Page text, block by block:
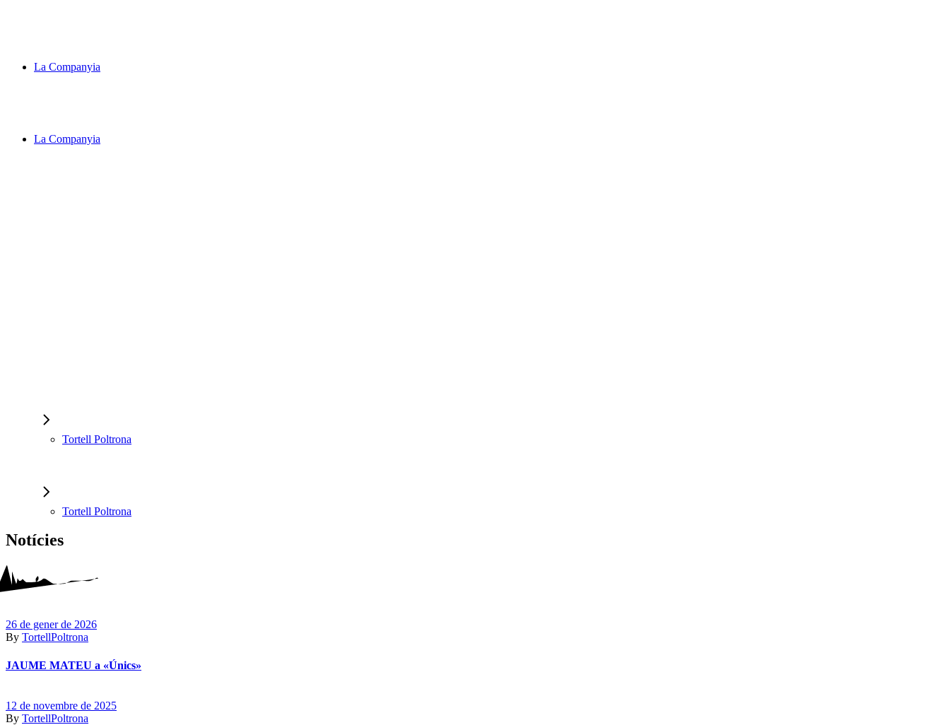
La Companyia
Tortell Poltrona
La Companyia
Tortell Poltrona
Notícies
26 de gener de 2026
By TortellPoltrona
JAUME MATEU a «Únics»
12 de novembre de 2025
By TortellPoltrona